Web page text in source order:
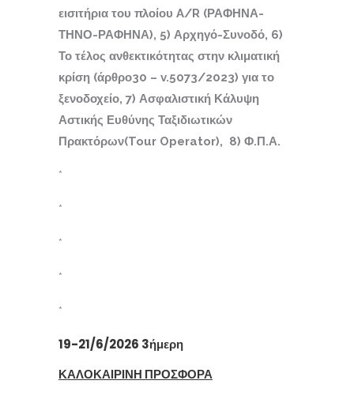
εισιτήρια του πλοίου A/R (ΡΑΦΗΝΑ-
ΤΗΝΟ-ΡΑΦΗΝΑ), 5) Αρχηγό-Συνοδό, 6)
Το τέλος ανθεκτικότητας στην κλιματική
κρίση (άρθρο30 – v.5073/2023) για το
ξενοδοχείο, 7) Ασφαλιστική Κάλυψη
Αστικής Ευθύνης Ταξιδιωτικών
Πρακτόρων(Tour Operator), 8) Φ.Π.Α.
*
*
*
*
*
19-21/6/2026 3ήμερη
ΚΑΛΟΚΑΙΡΙΝΗ ΠΡΟΣΦΟΡΑ